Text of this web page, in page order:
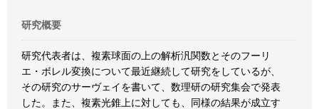
研究概要
研究代表者は、複素球面の上の解析汎関数とそのフーリ
エ・ボレル変換について最近継続して研究をしているが、
その研究のサーヴェイを書いて、数理研の研究集会で発表
した。また、複素光錐上に対しても、同様の結果が成立す